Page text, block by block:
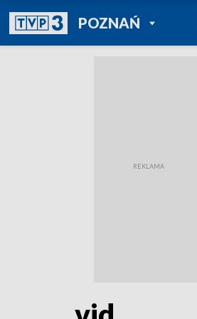
POZNAŃPOWRÓT DO
TVP REGIONY